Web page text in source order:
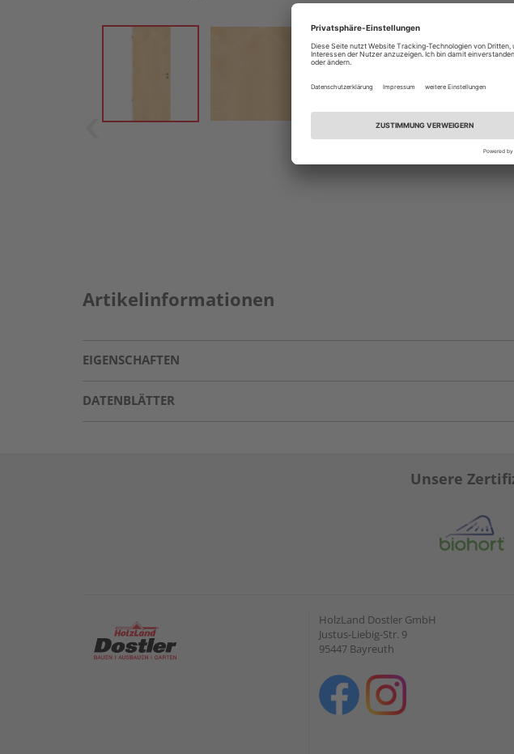
Artikelinformationen
EIGENSCHAFTEN
DATENBLÄTTER
Unsere
HolzLand Dostler GmbH
Justus-Liebig-Str. 9
95447 Bayreuth